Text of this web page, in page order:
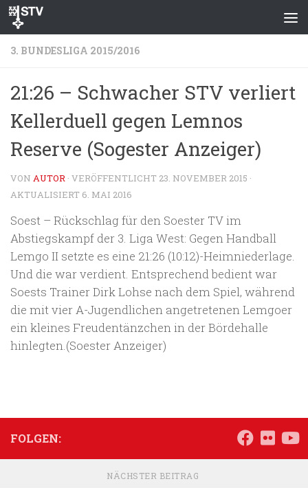
Zum Inhalt springen
3. BUNDESLIGA 2015/2016
21:26 – Schwacher STV verliert
Kellerduell gegen Lemnos
Reserve (Sogester Anzeiger)
VON AUTOR · VERÖFFENTLICHT 23. NOVEMBER 2015 ·
AKTUALISIERT 6. MAI 2016
Soest – Rückschlag für den Soester TV im
Abstiegskampf der 3. Liga West: Gegen Handball
Lemgo II setzte es eine 21:26 (10:12)-Heimniederlage.
Und die war verdient. Entsprechend bedient war
Soests Trainer Dirk Lohse nach dem Spiel, während
die mit vier A-Jugendlichen angetretenen Lemgoer
ein kleines Freudentänzchen in der Bördehalle
hinlegten.(Soester Anzeiger)
FOLGEN:
NÄCHSTER BEITRAG